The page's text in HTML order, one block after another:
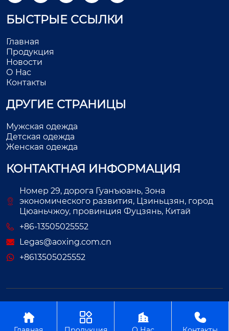
БЫСТРЫЕ ССЫЛКИ
Главная
Продукция
Новости
О Нас
Контакты
ДРУГИЕ СТРАНИЦЫ
Мужская одежда
Детская одежда
Женская одежда
КОНТАКТНАЯ ИНФОРМАЦИЯ
Номер 29, дорога Гуанъюань, Зона
экономического развития, Цзиньцзян, город
Цюаньчжоу, провинция Фуцзянь, Китай
+86-13505025552
Legas@aoxing.com.cn
+8613505025552
   